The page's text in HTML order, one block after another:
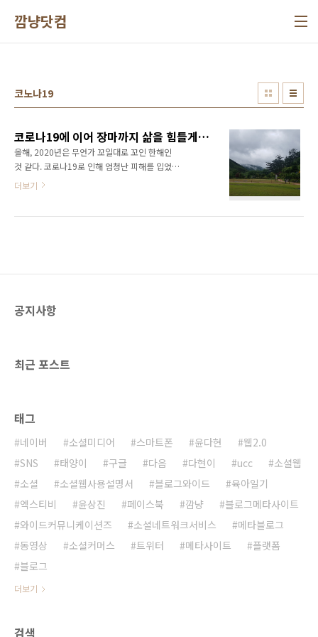
깜냥닷컴
코노나19
코로나19에 이어 장마까지 삶을 힘들게 한다
올해, 2020년은 무언가 꼬일대로 꼬인 한해인
것 같다. 코로나19로 인해 엄청난 피해를 입었는
데 이제는 장마까지 길어지면서 고통이 이어지
유행하게 될지도 모른다는 점이다. 2020년은 정
좋..
더보기
공지사항
최근 포스트
태그
네이버 소셜미디어 스마트폰 윤다현
웹2.0
SNS
태양이 구글 다음 다현이 ucc
소셜웹
소셜
소셜웹사용설명서 블로그와이드
육아일기
엑스티비
윤상진 페이스북 깜냥
블로그메타사이트
와이드커뮤니케이션즈
소셜네트워크서비스
메타블로그
동영상
소셜커머스 트위터 메타사이트
플랫폼
블로그
더보기
검색